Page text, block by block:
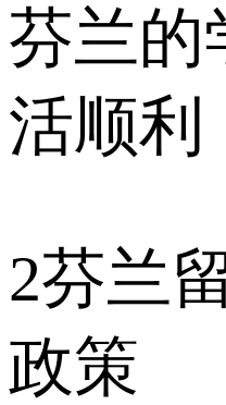
芬兰的
活顺利
2芬兰
政策